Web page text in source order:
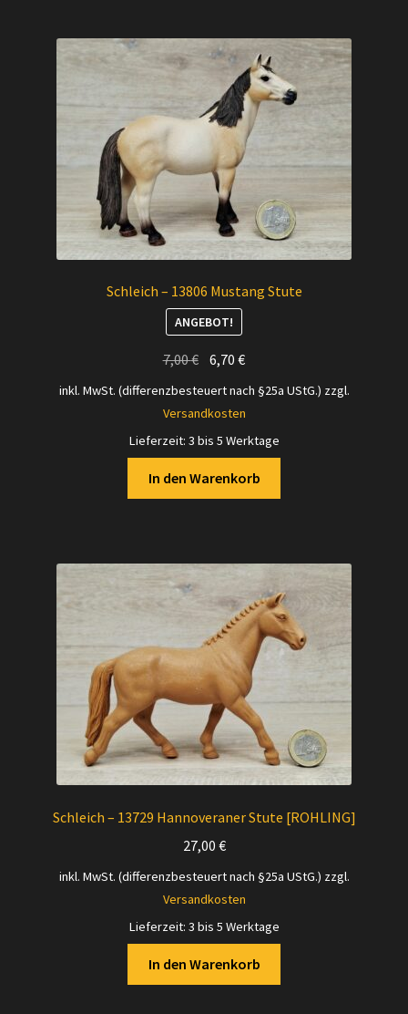
Schleich – 13806 Mustang Stute
ANGEBOT!
7,00€ Ursprünglicher
6,70€Aktueller
inkl. MwSt. (differenzbesteuert nach §25a UStG.) zzgl.
Versandkosten
Lieferzeit: 3 bis 5 Werktage
In den Warenkorb
Schleich – 13729 Hannoveraner Stute [ROHLING]
27,00 €
inkl. MwSt. (differenzbesteuert nach §25a UStG.) zzgl.
Versandkosten
Lieferzeit: 3 bis 5 Werktage
In den Warenkorb